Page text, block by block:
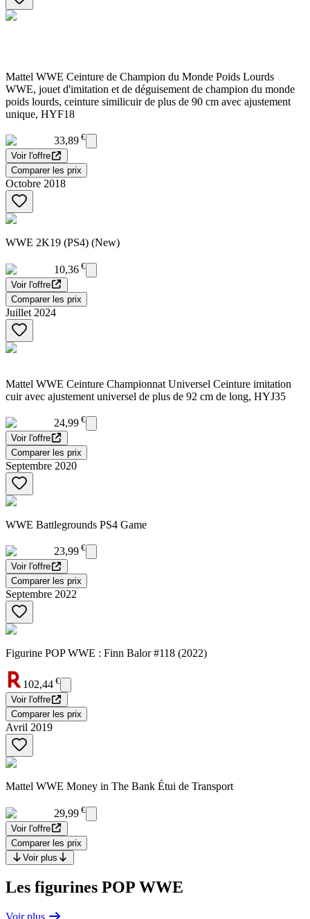
Mattel WWE Ceinture de Champion du Monde Poids Lourds
WWE, jouet d'imitation et de déguisement de champion du monde
poids lourds, ceinture similicuir de plus de 90 cm avec ajustement
unique, HYF18
33,89 €
Voir l'offre
Comparer les prix
Octobre 2018
WWE 2K19 (PS4) (New)
10,36 €
Voir l'offre
Comparer les prix
Juillet 2024
Mattel WWE Ceinture Championnat Universel Ceinture imitation
cuir avec ajustement universel de plus de 92 cm de long, HYJ35
24,99 €
Voir l'offre
Comparer les prix
Septembre 2020
WWE Battlegrounds PS4 Game
23,99 €
Voir l'offre
Comparer les prix
Septembre 2022
Figurine POP WWE : Finn Balor #118 (2022)
102,44 €
Voir l'offre
Comparer les prix
Avril 2019
Mattel WWE Money in The Bank Étui de Transport
29,99 €
Voir l'offre
Comparer les prix
Voir plus
Les figurines POP WWE